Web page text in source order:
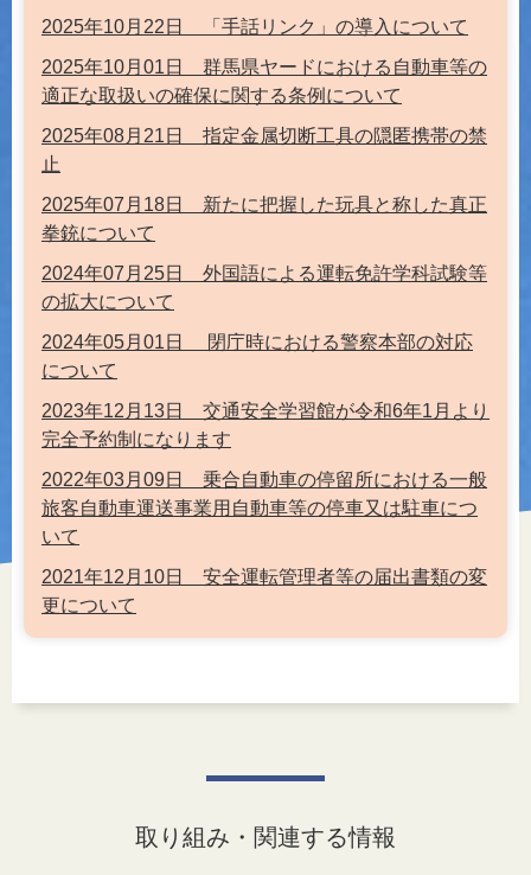
2025年10月22日 「手話リンク」の導入について
2025年10月01日 群馬県ヤードにおける自動車等の
適正な取扱いの確保に関する条例について
2025年08月21日 指定金属切断工具の隠匿携帯の禁
止
2025年07月18日 新たに把握した玩具と称した真正
拳銃について
2024年07月25日 外国語による運転免許学科試験等
の拡大について
2024年05月01日 閉庁時における警察本部の対応
について
2023年12月13日 交通安全学習館が令和6年1月より
完全予約制になります
2022年03月09日 乗合自動車の停留所における一般
旅客自動車運送事業用自動車等の停車又は駐車につ
いて
2021年12月10日 安全運転管理者等の届出書類の変
更について
取り組み・関連する情報